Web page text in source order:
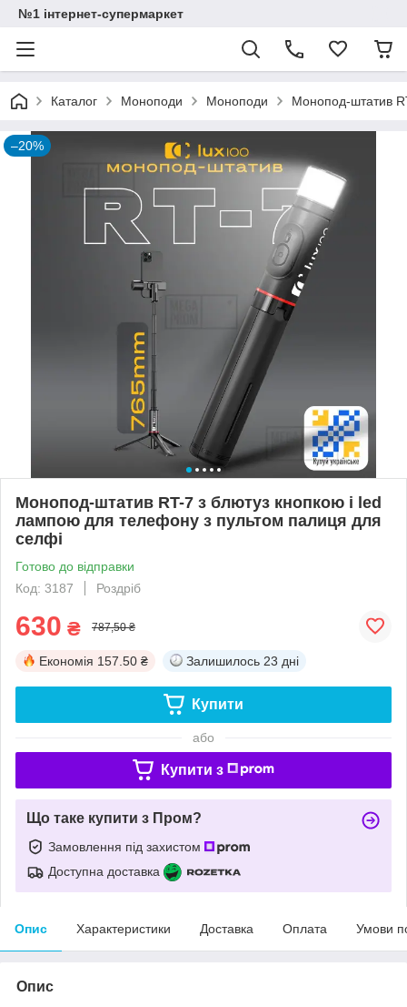
№1 інтернет-супермаркет
Каталог Моноподи Моноподи Монопод-штатив
–20%
Монопод-штатив RT-7 з блютуз кнопкою і led
лампою для телефону з пультом палиця для
селфі
Готово до відправки
Код: 3187
Роздріб
630 ₴ 787,50 ₴
Економія 157.50 ₴ Залишилось 23 дні
Купити
або
Купити з
Що таке купити з Пром?
Замовлення під захистом
Доступна доставка
Опис Характеристики Доставка Оплата Умови
Опис